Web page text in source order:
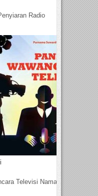
Radio
Televisi Nama